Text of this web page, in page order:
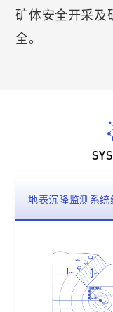
矿体安全开采及
全。
地表沉降监测系统